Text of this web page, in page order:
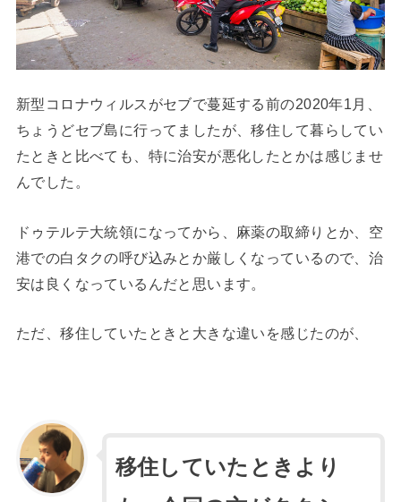
新型コロナウィルスがセブで蔓延する前の2020年1月、
ちょうどセブ島に行ってましたが、移住して暮らしてい
たときと比べても、特に治安が悪化したとかは感じませ
んでした。
ドゥテルテ大統領になってから、麻薬の取締りとか、空
港での白タクの呼び込みとか厳しくなっているので、治
安は良くなっているんだと思います。
ただ、移住していたときと大きな違いを感じたのが、
移住していたときより